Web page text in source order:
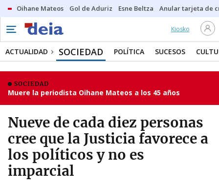
Oihane Mateos Gol de Aduriz Esne Beltza Anular tarjeta de
Kiosko
ACTUALIDAD SOCIEDAD POLÍTICA SUCESOS
SOCIEDAD
Muere la periodista Oihane Mateos a los 45 años
Nueve de cada diez personas
cree que la Justicia favorece a
los políticos y no es
imparcial